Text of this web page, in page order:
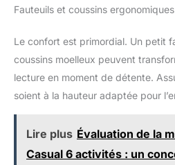
Fauteuils et coussins ergonomiques
Le confort est primordial. Un petit
coussins moelleux peuvent
lecture en moment de détente.
soient à la hauteur adaptée pour
Lire plus Évaluation de la
Casual 6 activités : un